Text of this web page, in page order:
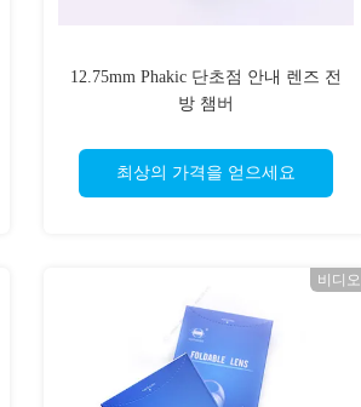
12.75mm Phakic 단초점 안내 렌즈 전
방 챔버
최상의 가격을 얻으세요
비디오